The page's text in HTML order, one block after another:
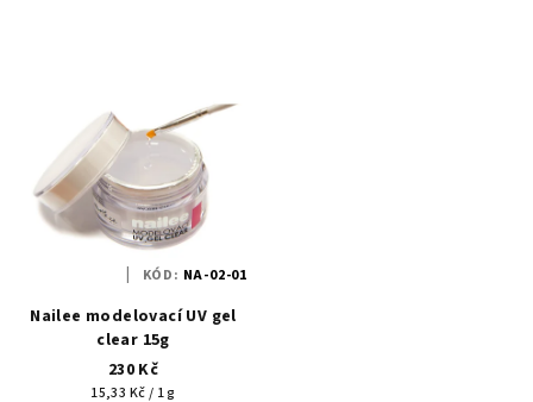
Nailee modelovací UV gel
clear 15g
230 Kč
Měrná
15,33 Kč / 1 g
KÓD: NA-02-01